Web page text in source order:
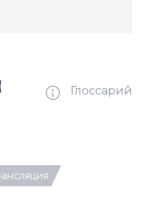
Глоссарий